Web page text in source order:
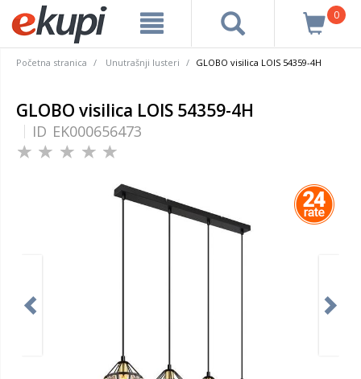
0
Početna stranica Unutrašnji lusteri GLOBO visilica LOIS 54359-4H
GLOBO visilica LOIS 54359-4H
ID EK000656473